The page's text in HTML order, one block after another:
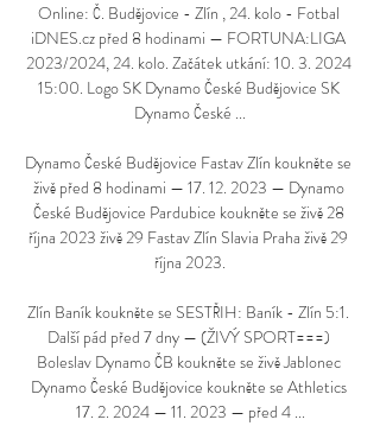
Online: Č. Budějovice - Zlín , 24. kolo - Fotbal
iDNES.cz před 8 hodinami — FORTUNA:LIGA
2023/2024, 24. kolo. Začátek utkání: 10. 3. 2024
15:00. Logo SK Dynamo České Budějovice SK
Dynamo České ...
Dynamo České Budějovice Fastav Zlín koukněte se
živě před 8 hodinami — 17. 12. 2023 — Dynamo
České Budějovice Pardubice koukněte se živě 28
října 2023 živě 29 Fastav Zlín Slavia Praha živě 29
října 2023.
Zlín Baník koukněte se SESTŘIH: Baník - Zlín 5:1.
Další pád před 7 dny — (ŽIVÝ SPORT===)
Boleslav Dynamo ČB koukněte se živě Jablonec
Dynamo České Budějovice koukněte se Athletics
17. 2. 2024 — 11. 2023 — před 4 ...